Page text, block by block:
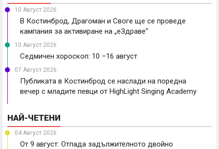
10 Август 2026
В Костинброд, Драгоман и Своге ще се проведе
кампания за активиране на „еЗдраве“
10 Август 2026
Седмичен хороскоп: 10 –16 август
07 Август 2026
Публиката в Костинброд се наслади на поредна
вечер с младите певци от HighLight Singing Academy
НАЙ-ЧЕТЕНИ
04 Август 2026
От 9 август: Отпада задължителното двойно